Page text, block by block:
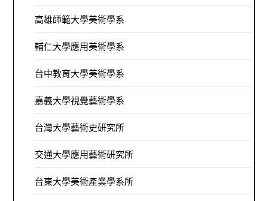
高雄師範大學美術學系
輔仁大學應用美術學系
台中教育大學美術學系
嘉義大學視覺藝術學系
台灣大學藝術史研究所
交通大學應用藝術研究所
台東大學美術產業學系所